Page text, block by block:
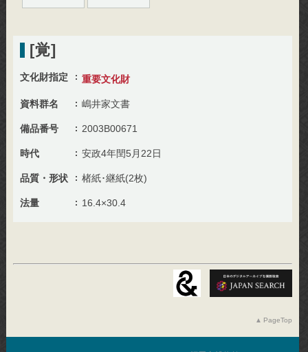
[覚]
文化財指定 重要文化財
資料群名 嶋井家文書
備品番号 2003B00671
時代 安政4年閏5月22日
品質・形状 楮紙･継紙(2枚)
法量 16.4×30.4
PageTop